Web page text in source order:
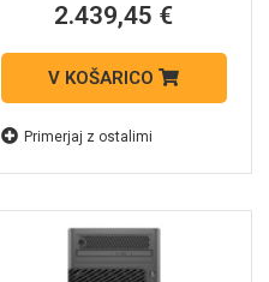
2.439,45 €
V KOŠARICO
Primerjaj z ostalimi